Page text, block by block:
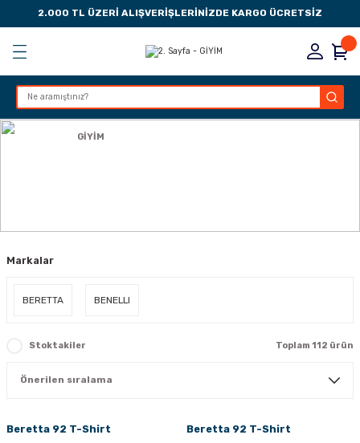
2.000 TL ÜZERİ ALIŞVERİŞLERİNİZDE KARGO ÜCRETSİZ
Geri Dön
Geri Dön
Geri Dön
Geri Dön
PEDLERİ
Anasayfa GİYİM
Markalar
BERETTA BENELLI
Stoktakiler Toplam 112 ürün
Beretta 92 T-Shirt Beretta 92 T-Shirt